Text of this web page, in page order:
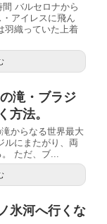
バルセロナから
アイレスに飛ん
羽織っていた上着
滝・ブラジ
方法。
からなる世界最大
ルにまたがり、両
ただ、ブ...
氷河へ行くな